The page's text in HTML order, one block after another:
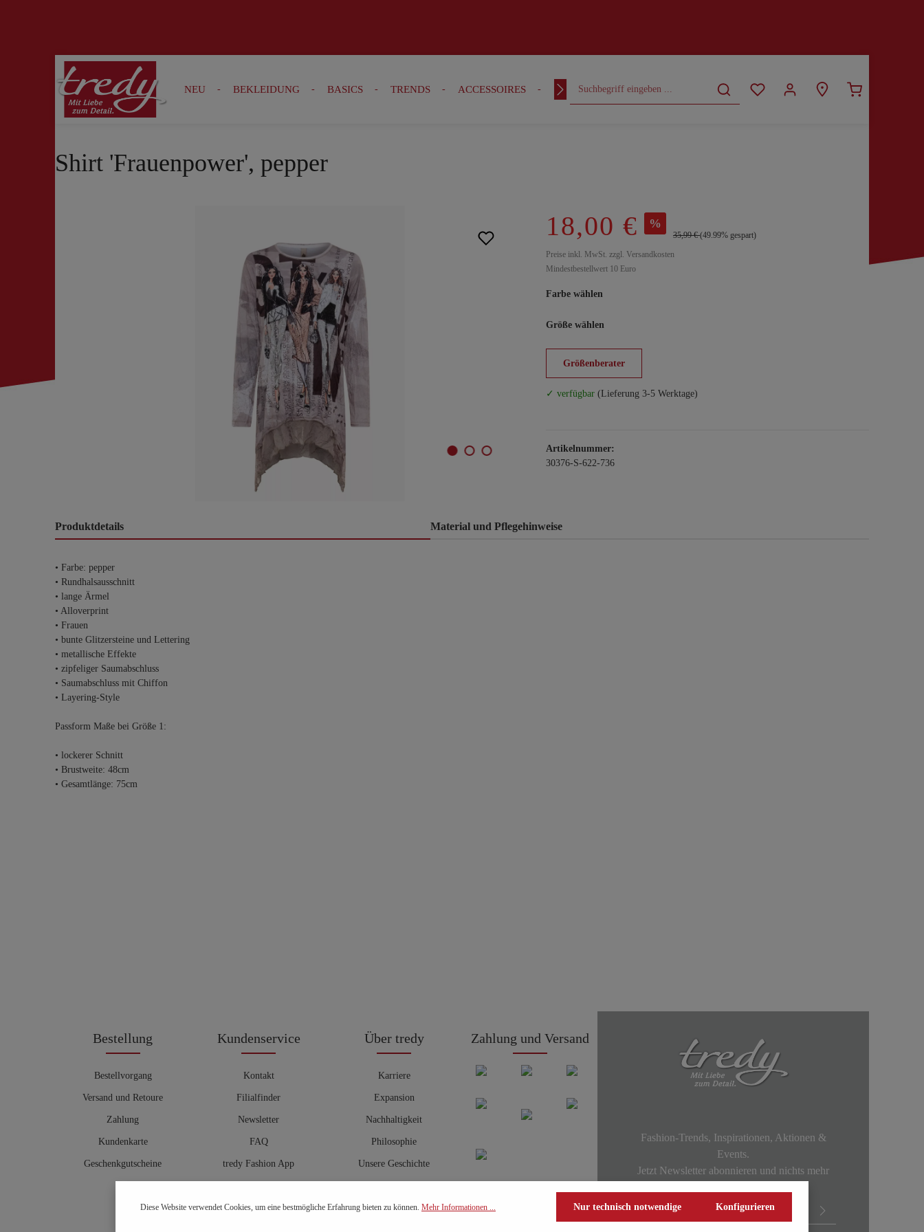
Zur Suche springen Zur Hauptnavigation springen
NEU BEKLEIDUNG BASICS TRENDS ACCESSOIRES OUTFITS CURVY
Shirt 'Frauenpower', pepper
18,00 € %
35,99 €(49.99% gespart)
Preise inkl. MwSt. zzgl. Versandkosten
Mindestbestellwert 10 Euro
Farbe wählen
Größe wählen
Größenberater
✓ verfügbar (Lieferung 3-5 Werktage)
Artikelnummer:
30376-S-622-736
Produktdetails Material und Pflegehinweise
• Farbe: pepper
• Rundhalsausschnitt
• lange Ärmel
• Alloverprint
• Frauen
• bunte Glitzersteine und Lettering
• metallische Effekte
• zipfeliger Saumabschluss
• Saumabschluss mit Chiffon
• Layering-Style
Passform Maße bei Größe 1:
• lockerer Schnitt
• Brustweite: 48cm
• Gesamtlänge: 75cm
Bestellung
Bestellvorgang
Versand und Retoure
Zahlung
Kundenkarte
Geschenkgutscheine
Kundenservice
Kontakt
Filialfinder
Newsletter
FAQ
tredy Fashion App
Hosenberater
Über tredy
Karriere
Expansion
Nachhaltigkeit
Philosophie
Unsere Geschichte
Zahlung und Versand
Fashion-Trends, Inspirationen, Aktionen &
Events.
Jetzt Newsletter abonnieren und nichts mehr
Diese Website verwendet Cookies, um eine bestmögliche Erfahrung bieten zu können. Mehr Informationen ... Nur technisch notwendige Konfigurieren